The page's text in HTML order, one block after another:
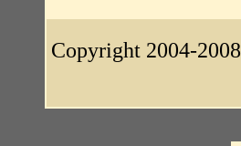
Copyright 2004-2008